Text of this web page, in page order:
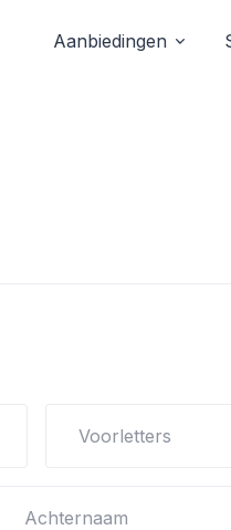
Aanbiedingen
Voorletters
Achternaam